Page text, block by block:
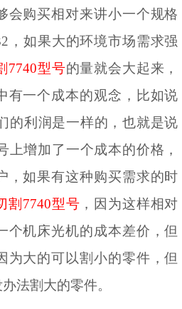
会购买相对来讲小一个规格
，如果大的环境市场需求强
7740型号的量就会大起来，
有一个成本的观念，比如说
的利润是一样的，也就是说
上增加了一个成本的价格，
，如果有这种购买需求的时
割 7740型号 ，因为这样相对
个机床光机的成本差价，但
为大的可以割小的零件，但
法割大的零件。